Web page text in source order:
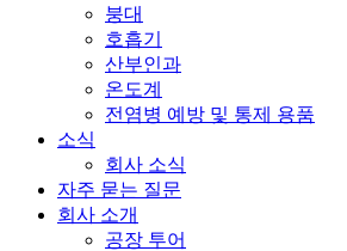
붕대
호흡기
산부인과
온도계
전염병 예방 및 통제 용품
소식
회사 소식
자주 묻는 질문
회사 소개
공장 투어